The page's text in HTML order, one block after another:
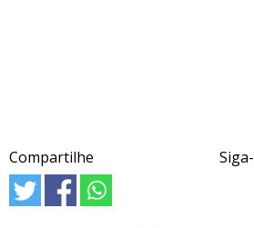
Compartilhe